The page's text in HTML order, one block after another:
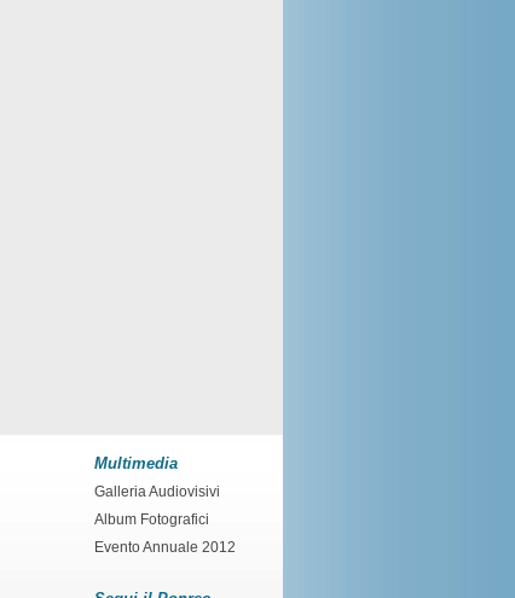
Multimedia
Galleria Audiovisivi
Album Fotografici
Evento Annuale 2012